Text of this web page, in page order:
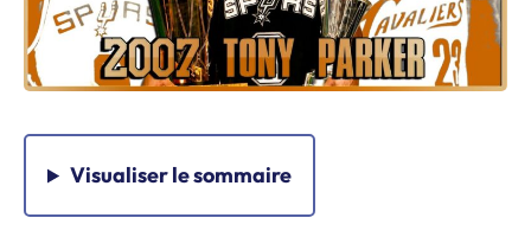
Visualiserle sommaire